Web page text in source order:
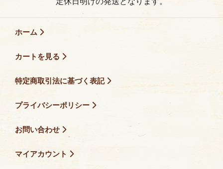
ホーム
カートを見る
特定商取引法に基づく表記
プライバシーポリシー
お問い合わせ
マイアカウント